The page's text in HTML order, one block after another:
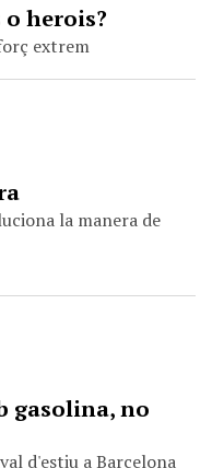
herois?
extrem
la manera de
gasolina, no
d'estiu a Barcelona